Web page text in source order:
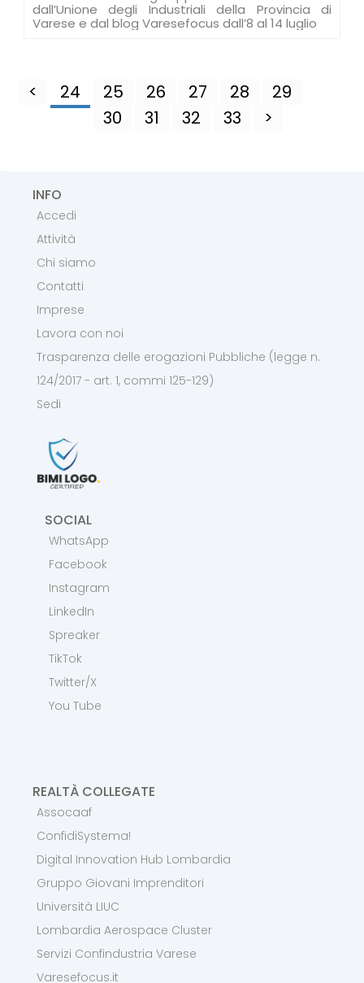
dall’Unione degli Industriali della Provincia di
Varese e dal blog Varesefocus dall’8 al 14 luglio
< 24 25 26 27 28
29
30
31 32 33 >
INFO
Accedi
Attività
Chi siamo
Contatti
Imprese
Lavora con noi
Trasparenza delle erogazioni Pubbliche (legge n.
124/2017 - art. 1, commi 125-129)
Sedi
SOCIAL
WhatsApp
Facebook
Instagram
LinkedIn
Spreaker
TikTok
Twitter/X
You Tube
REALTÀ COLLEGATE
Assocaaf
ConfidiSystema!
Digital Innovation Hub Lombardia
Gruppo Giovani Imprenditori
Università LIUC
Lombardia Aerospace Cluster
Servizi Confindustria Varese
Varesefocus.it